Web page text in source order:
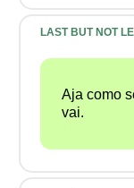
LAST BUT NOT
Aja como
vai.